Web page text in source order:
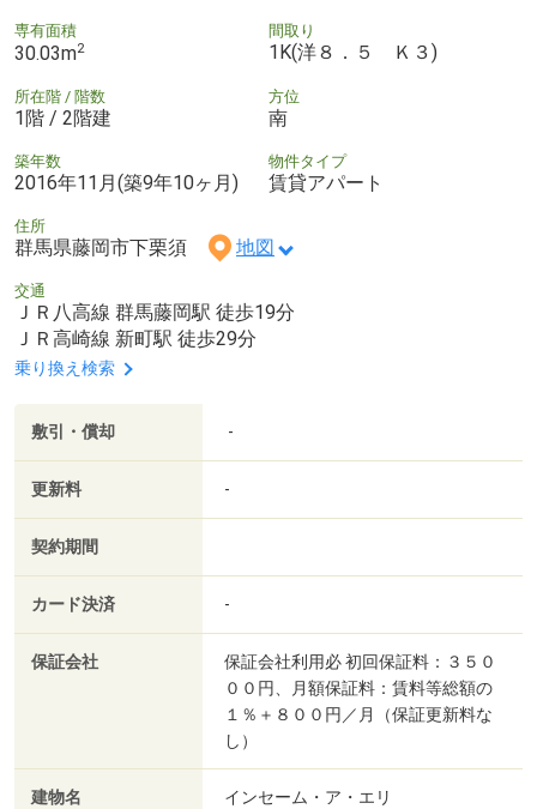
専有面積
30.03m2
間取り
1K(洋８．５ Ｋ３)
所在階 / 階数
1階 / 2階建
方位
南
築年数
2016年11月(築9年10ヶ月)
物件タイプ
賃貸アパート
住所
群馬県藤岡市下栗須 地図
交通
ＪＲ八高線 群馬藤岡駅 徒歩19分
ＪＲ高崎線 新町駅 徒歩29分
乗り換え検索
敷引・償却 -
更新料 -
契約期間
カード決済 -
保証会社
保証会社利用必 初回保証料：３５０
００円、月額保証料：賃料等総額の
１％＋８００円／月（保証更新料な
し）
建物名 インセーム・ア・エリ